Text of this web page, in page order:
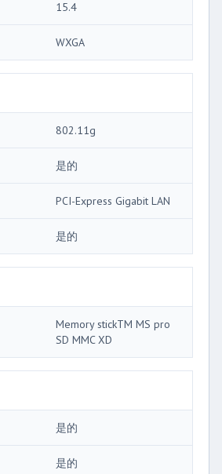
15.4
WXGA
802.11g
是的
PCI-Express Gigabit LAN
是的
Memory stickTM MS pro
SD MMC XD
是的
是的